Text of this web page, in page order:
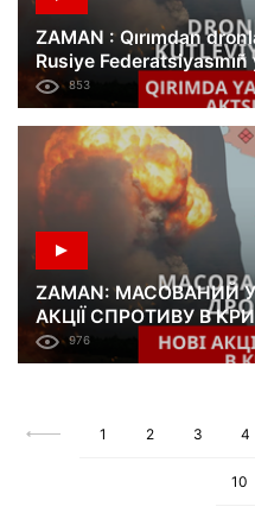
ZAMAN : Qırımdan
Rusiye
853
ZAMAN: МАСОВАНИЙ
АКЦІЇ СПРОТИВУ В
976
1 2 3 4
10